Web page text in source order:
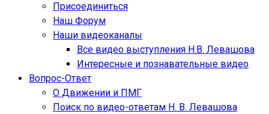
Присоединиться
Наш Форум
Наши видеоканалы
Все видео выступления Н.В. Левашова
Интересные и познавательные видео
Вопрос-Ответ
О Движении и ПМГ
Поиск по видео-ответам Н. В. Левашова